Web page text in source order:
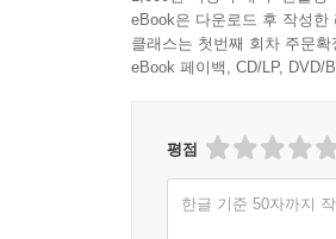
eBook은 다운로드 후 작성
클래스는 첫번째 회차 주문
eBook 페이백, CD/LP, DVD/
평점
한글 기준 50자까지